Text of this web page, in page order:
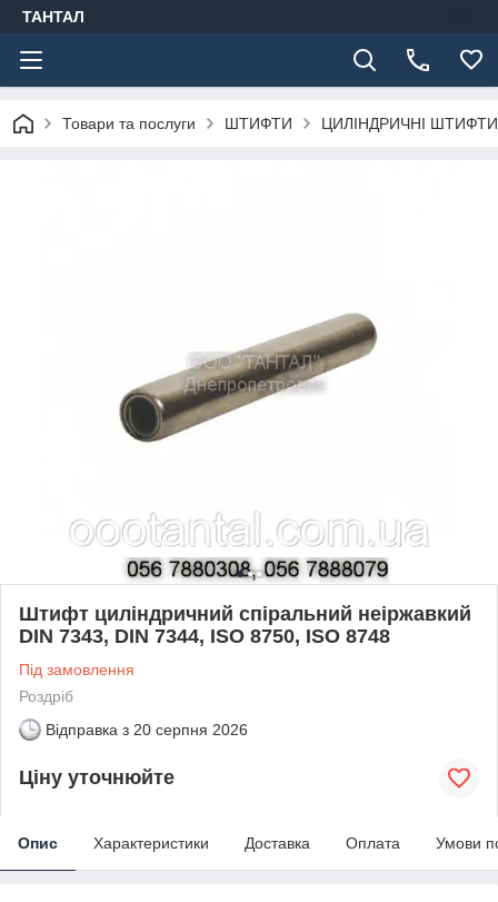
ТАНТАЛ
Товари та послуги ШТИФТИ ЦИЛІНДРИЧНІ ШТИФТИ
Штифт циліндричний спіральний неіржавкий
DIN 7343, DIN 7344, ISO 8750, ISO 8748
Під замовлення
Роздріб
Відправка з 20 серпня 2026
Ціну уточнюйте
Опис Характеристики Доставка Оплата Умови